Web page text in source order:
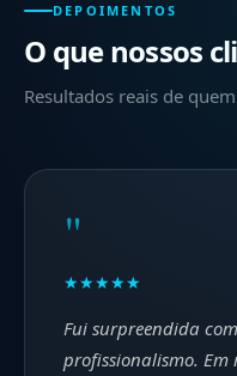
DEPOIMENTOS
O que nossos
Resultados reais de
"
★★★★★
Fui surpreendida
profissionalismo. Em